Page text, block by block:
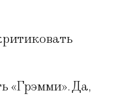
«Грэмми». Да,